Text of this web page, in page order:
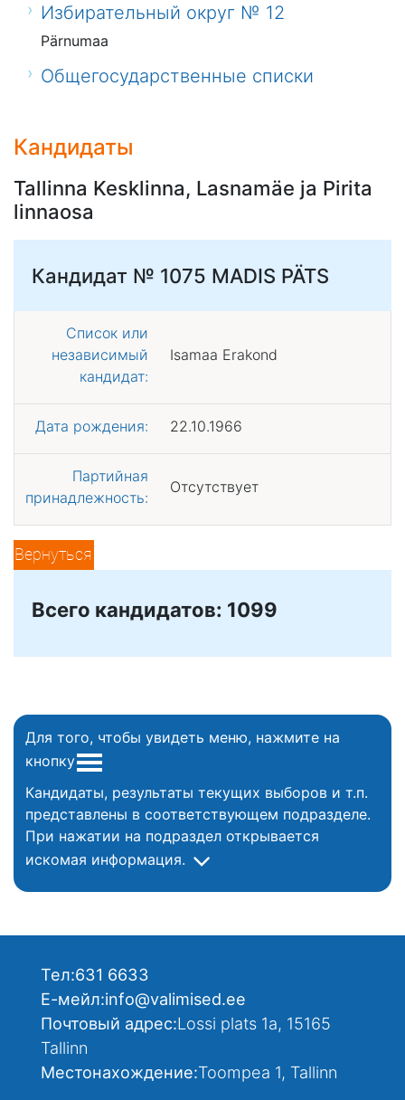
Избирательный округ № 12
Pärnumaa
Общегосударственные списки
Кандидаты
Tallinna Kesklinna, Lasnamäe ja Pirita
linnaosa
Кандидат № 1075 MADIS PÄTS
Список или
независимый
кандидат:
Isamaa Erakond
Дата рождения: 22.10.1966
Партийная
принадлежность:
Отсутствует
Вернуться
Всего кандидатов: 1099
Для того, чтобы увидеть меню, нажмите на
кнопку
Кандидаты, результаты текущих выборов и т.п.
представлены в соответствующем подразделе.
При нажатии на подраздел открывается
искомая информация.
Тел:631 6633
Е-мейл:info@valimised.ee
Почтовый адрес:Lossi plats 1a, 15165
Tallinn
Местонахождение:Toompea 1, Tallinn